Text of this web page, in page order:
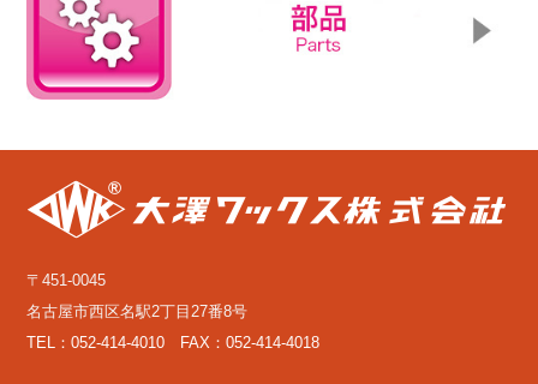
〒451-0045
名古屋市西区名駅2丁目27番8号
TEL：052-414-4010 FAX：052-414-4018